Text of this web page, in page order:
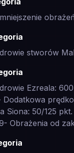
stworów
Ezreala:
Dodatkowa
Siona: 50/125
Obrażenia od